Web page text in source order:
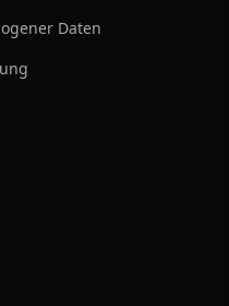
Daten